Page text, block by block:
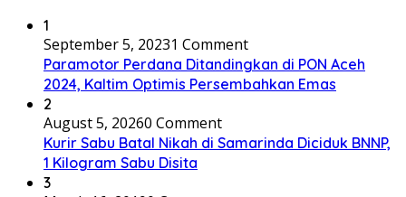
1
September 5, 20231 Comment
Paramotor Perdana Ditandingkan di PON Aceh
2024, Kaltim Optimis Persembahkan Emas
2
August 5, 20260 Comment
Kurir Sabu Batal Nikah di Samarinda Diciduk BNNP,
1 Kilogram Sabu Disita
3